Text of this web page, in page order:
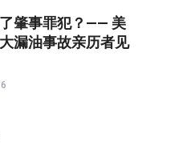
肇事罪犯？—— 美
漏油事故亲历者见